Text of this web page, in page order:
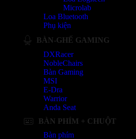
Microlab
Loa Bluetooth
Phụ kiện
BÀN-GHẾ GAMING
DXRacer
NobleChairs
Bàn Gaming
MSI
E-Dra
Warrior
Anda Seat
BÀN PHÍM + CHUỘT
Bàn phím